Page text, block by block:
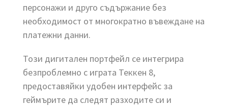
персонажи и друго съдържание без
необходимост от многократно въвеждане на
платежни данни.
Този дигитален портфейл се интегрира
безпроблемно с играта Теккен 8,
предоставяйки удобен интерфейс за
геймърите да следят разходите си и